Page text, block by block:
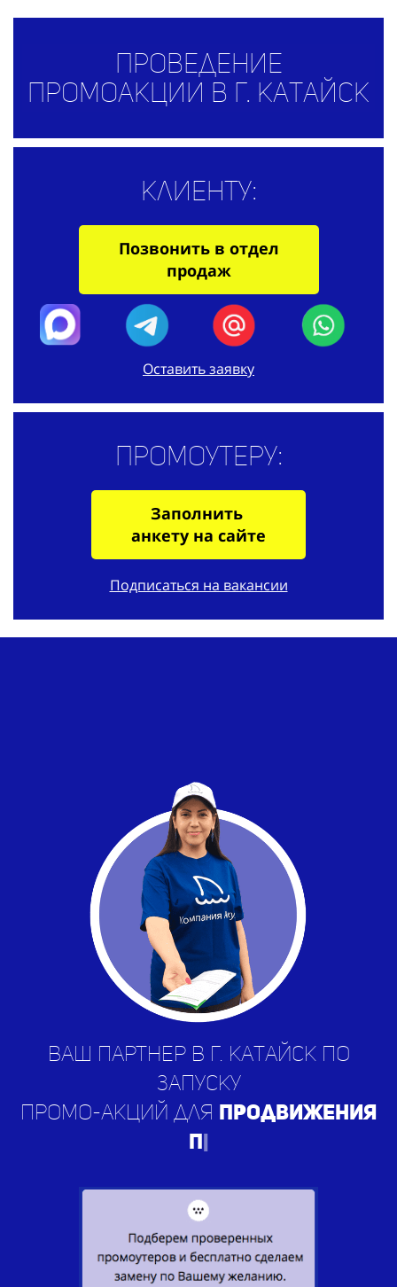
Проведение
промоакции в г. Катайск
Клиенту:
Позвонить в отдел
продаж
Оставить заявку
Промоутеру:
Заполнить
анкету на сайте
Подписаться на вакансии
Ваш партнер в г. Катайск по
запуску
промо-акций для продвижения
приложен